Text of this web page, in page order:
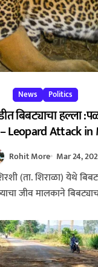
News Politics
बिबट्याचा हल्ला
Leopard Attack
Brave Owner Saves
Rohit More Mar 24,
जीव मालकाने